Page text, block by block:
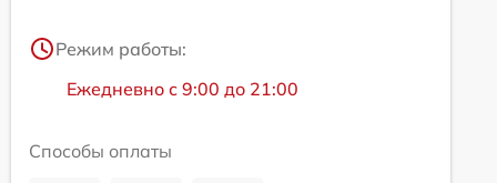
Режим работы:
Ежедневно с 9:00 до 21:00
Способы оплаты